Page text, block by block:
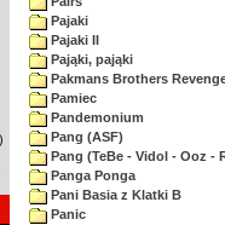
Pajaki
Pajaki II
Pająki, pająki
Pakmans Brothers
Pamiec
Pandemonium
Pang (ASF)
Pang (TeBe - Vidol - Ooz -
Panga Ponga
Pani Basia z Klatki B
Panic